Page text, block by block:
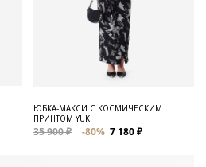
ЮБКА-МАКСИ С КОСМИЧЕСКИМ
ПРИНТОМ YUKI
35 900 ₽ -80% 7 180 ₽